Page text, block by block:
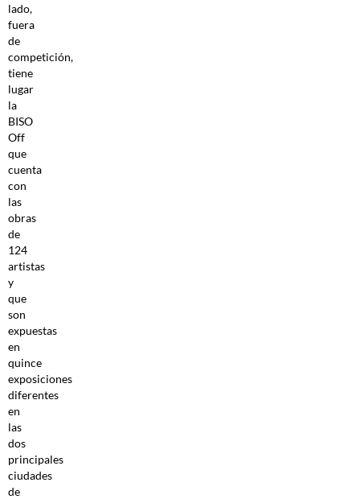
lado,
fuera
de
competición,
tiene
lugar
la
BISO
Off
que
cuenta
con
las
obras
de
124
artistas
y
que
son
expuestas
en
quince
exposiciones
diferentes
en
las
dos
principales
ciudades
de